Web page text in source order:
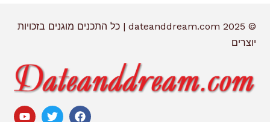
© 2025 dateanddream.com | כל התכנים מוגנים בזכויות
יוצרים